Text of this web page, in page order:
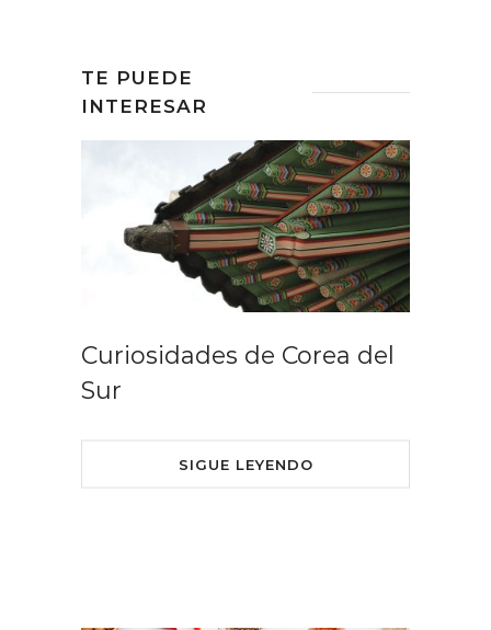
TE PUEDE
INTERESAR
Curiosidades de Corea del
Sur
SIGUE LEYENDO